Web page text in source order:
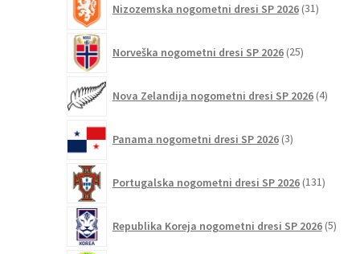
Nizozemska nogometni dresi SP 2026 31izdelkov
Norveška nogometni dresi SP 2026 25izdelkov
Nova Zelandija nogometni dresi SP 2026 4izdelki
Panama nogometni dresi SP 2026 3izdelki
Portugalska nogometni dresi SP 2026 131
Republika Koreja nogometni dresi SP 2026 5